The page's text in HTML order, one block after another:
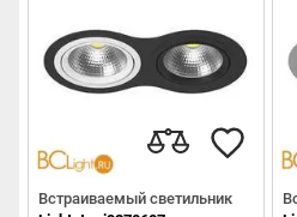
Встраиваемый светильник